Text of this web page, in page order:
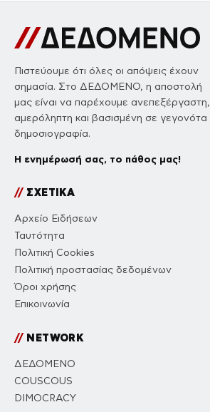
Πιστεύουμε ότι όλες οι απόψεις έχουν
σημασία. Στο ΔΕΔΟΜΕΝΟ, η αποστολή
μας είναι να παρέχουμε ανεπεξέργαστη,
αμερόληπτη και βασισμένη σε γεγονότα
δημοσιογραφία.
Η ενημέρωσή σας, το πάθος μας!
//ΣΧΕΤΙΚΑ
Αρχείο Ειδήσεων
Ταυτότητα
Πολιτική Cookies
Πολιτική προστασίας δεδομένων
Όροι χρήσης
Επικοινωνία
//NETWORK
ΔΕΔΟΜΕΝΟ
COUSCOUS
DIMOCRACY